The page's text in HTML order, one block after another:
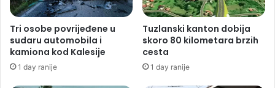
Tri osobe povrijeđene u
sudaru automobila i
kamiona kod Kalesije
1 day ranije
Tuzlanski kanton dobija
skoro 80 kilometara brzih
cesta
1 day ranije